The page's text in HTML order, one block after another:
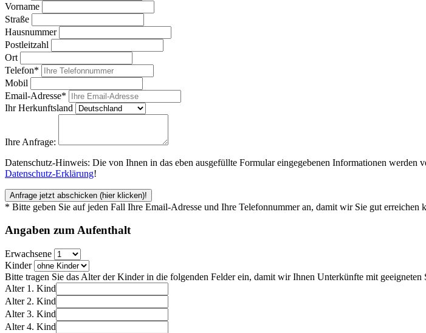
Vorname
Straße
Hausnummer
Postleitzahl
Ort
Telefon*
Mobil
Email-Adresse*
Ihr Herkunftsland
Ihre Anfrage:
Datenschutz-Hinweis: Die von Ihnen in das eben ausgefüllte Formular eingegebenen Informationen werden
Datenschutz-Erklärung!
Anfrage jetzt abschicken (hier klicken)!
* Bitte geben Sie auf jeden Fall Ihre Email-Adresse und Ihre Telefonnummer an, damit wir Sie gut erreichen
Angaben zumAufenthalt
Erwachsene
Kinder
Bitte tragen Sie das Alter der Kinder in die folgenden Felder ein, damit wir Ihnen Unterkünfte mit geeigneten
Alter 1. Kind
Alter 2. Kind
Alter 3. Kind
Alter 4. Kind